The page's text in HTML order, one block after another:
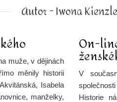
Autor - Iwona
muže, v dějinách
měnily historii
Isabela
manželky,
On-
V
Historie